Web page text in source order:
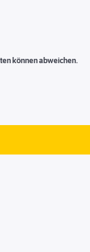
können abweichen.